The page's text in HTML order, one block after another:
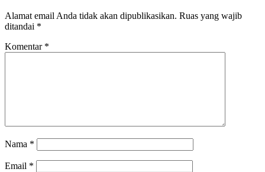
Alamat email Anda tidak akan dipublikasikan. Ruas yang wajib
ditandai *
Komentar *
Nama *
Email *